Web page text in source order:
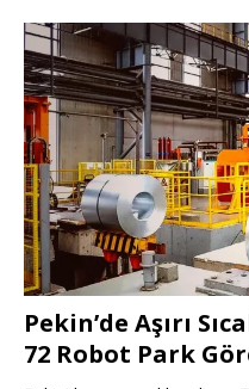
Pekin’de Aşırı
72 Robot Park